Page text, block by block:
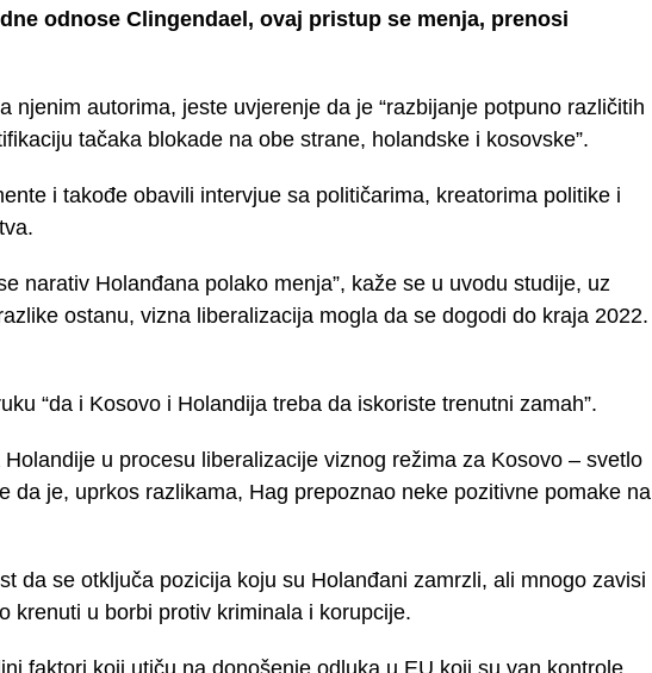
odnose Clingendael, ovaj pristup se menja, prenosi
njenim autorima, jeste uvjerenje da je “razbijanje potpuno različitih
tačaka blokade na obe strane, holandske i kosovske”.
i takođe obavili intervjue sa političarima, kreatorima politike i
narativ Holanđana polako menja”, kaže se u uvodu studije, uz
ostanu, vizna liberalizacija mogla da se dogodi do kraja 2022.
“da i Kosovo i Holandija treba da iskoriste trenutni zamah”.
Holandije u procesu liberalizacije viznog režima za Kosovo – svetlo
da je, uprkos razlikama, Hag prepoznao neke pozitivne pomake na
da se otključa pozicija koju su Holanđani zamrzli, ali mnogo zavisi
krenuti u borbi protiv kriminala i korupcije.
faktori koji utiču na donošenje odluka u EU koji su van kontrole